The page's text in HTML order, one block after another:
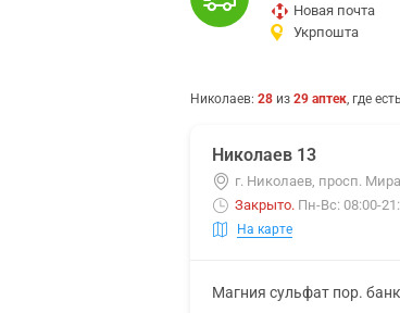
Новая почта
Укрпошта
Николаев: 28 из 29 аптек, где есть
Николаев 13
г. Николаев, просп.
Закрыто. Пн-Вс: 08:00-
На карте
Магния сульфат пор.